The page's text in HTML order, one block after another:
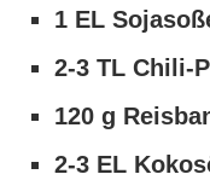
1 EL
2-3 TL Chili-
120 g
2-3 EL